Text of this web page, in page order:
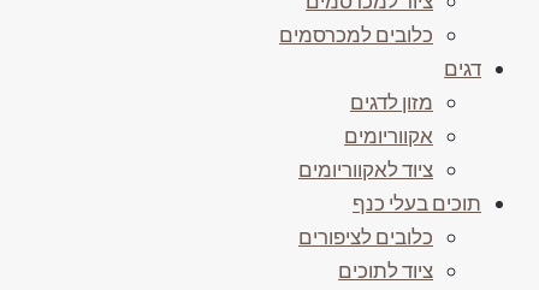
כלובים למכרסמים
דגים
מזון לדגים
אקווריומים
ציוד לאקווריומים
תוכים בעלי כנף
כלובים לציפורים
ציוד לתוכים